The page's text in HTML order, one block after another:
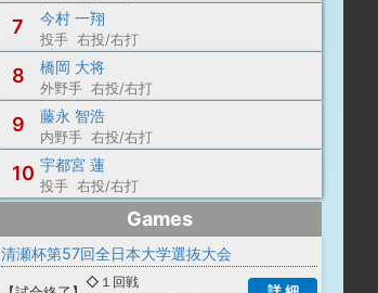
7 今村 一翔
投手 右投/右打
8 橋岡 大将
外野手 右投/右打
9 藤永 智浩
内野手 右投/右打
10 宇都宮 蓮
投手 右投/右打
Games
清瀬杯第57回全日本大学選抜大会
◇１回戦